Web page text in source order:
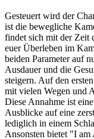
Gesteuert wird der
ist die bewegliche
findet sich mit der Zeit
euer Überleben im
beiden Parameter auf
Ausdauer und die
steigern. Auf den
mit vielen Wegen und
Diese Annahme ist
Ausblicke auf eine
lediglich in einem
Ansonsten bietet "I am